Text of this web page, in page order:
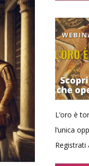
L’oro è
l’unica
Registrati